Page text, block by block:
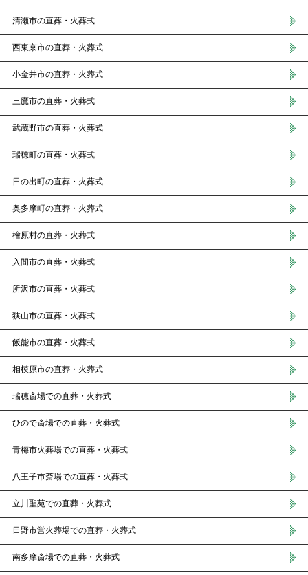
清瀬市の直葬・火葬式
西東京市の直葬・火葬式
小金井市の直葬・火葬式
三鷹市の直葬・火葬式
武蔵野市の直葬・火葬式
瑞穂町の直葬・火葬式
日の出町の直葬・火葬式
奥多摩町の直葬・火葬式
檜原村の直葬・火葬式
入間市の直葬・火葬式
所沢市の直葬・火葬式
狭山市の直葬・火葬式
飯能市の直葬・火葬式
相模原市の直葬・火葬式
瑞穂斎場での直葬・火葬式
ひので斎場での直葬・火葬式
青梅市火葬場での直葬・火葬式
八王子市斎場での直葬・火葬式
立川聖苑での直葬・火葬式
日野市営火葬場での直葬・火葬式
南多摩斎場での直葬・火葬式